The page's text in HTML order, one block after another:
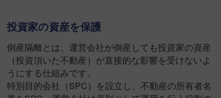
投資家の資産を保護
倒産隔離とは、運営会社が倒産しても投資家の資産
（投資頂いた不動産）が直接的な影響を受けないよ
うにする仕組みです。
特別目的会社（SPC）を設立し、不動産の所有者名